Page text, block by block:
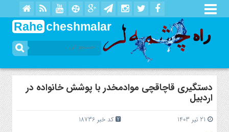
Rahe cheshmalar
دستگیری قاچاقچی موادمخدر با پوشش خانواده در
اردبیل
21 تیر 1403
کد خبر 18736